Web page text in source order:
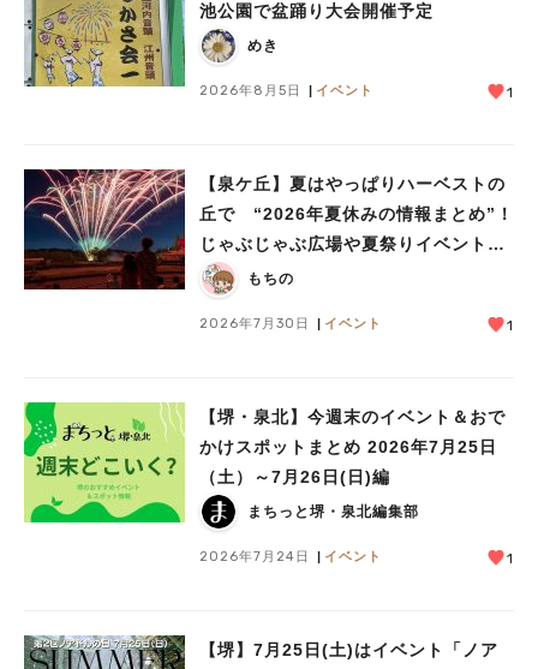
池公園で盆踊り大会開催予定
めき
2026年8月5日 イベント 1
【泉ケ丘】夏はやっぱりハーベストの
丘で “2026年夏休みの情報まとめ”！
じゃぶじゃぶ広場や夏祭りイベントで
ミニ花火ショーも
もちの
2026年7月30日 イベント 1
【堺・泉北】今週末のイベント＆おで
かけスポットまとめ 2026年7月25日
（土）～7月26日(日)編
まちっと堺・泉北編集部
2026年7月24日 イベント 1
【堺】7月25日(土)はイベント「ノア